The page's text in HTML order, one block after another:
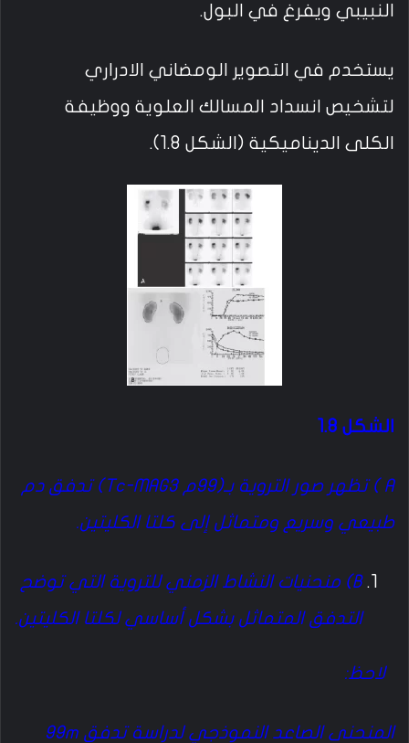
النبيبي ويفرغ في البول.
يستخدم في التصوير الومضاني الادراري
لتشخيص انسداد المسالك العلوية ووظيفة
الكلى الديناميكية (الشكل 1.8).
الشكل 1.8
A ) تظهر صور التروية بـ(99م Tc-MAG3) تدفق دم
طبيعي وسريع ومتماثل إلى كلتا الكليتين.
B) منحنيات النشاط الزمني للتروية التي توضح
التدفق المتماثل بشكل أساسي لكلتا الكليتين.
لاحظ:
المنحنى الصاعد النموذجي لدراسة تدفق 99m